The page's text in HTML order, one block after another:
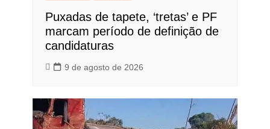
Puxadas de tapete, ‘tretas’ e PF
marcam período de definição de
candidaturas
9 de agosto de 2026